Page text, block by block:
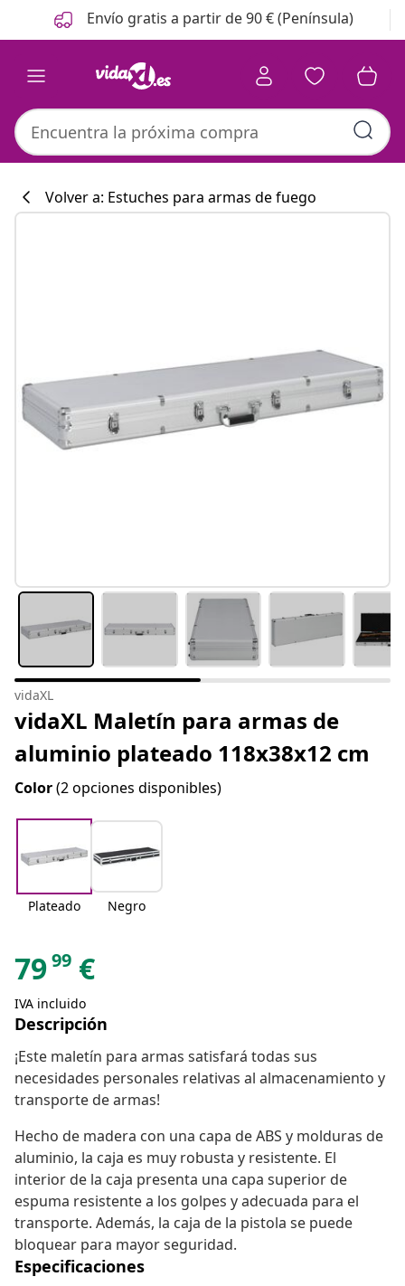
Anterior
Siguiente Envío gratis a partir de 90 € (Península)
Volver a: Estuches para armas de fuego
vidaXL
vidaXL Maletín para armas de
aluminio plateado 118x38x12 cm
Color(2 opciones disponibles)
Plateado Negro
7999 €
IVA incluido
Descripción
¡Este maletín para armas satisfará todas sus
necesidades personales relativas al almacenamiento y
transporte de armas!
Hecho de madera con una capa de ABS y molduras de
aluminio, la caja es muy robusta y resistente. El
interior de la caja presenta una capa superior de
espuma resistente a los golpes y adecuada para el
transporte. Además, la caja de la pistola se puede
bloquear para mayor seguridad.
Especificaciones